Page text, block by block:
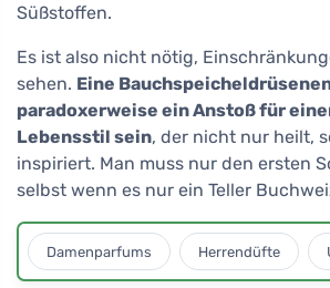
Süßstoffen.
Es ist also nicht nötig,
sehen. Eine
paradoxerweise ein Anstoß für
Lebensstil sein, der nicht nur heilt,
inspiriert. Man muss nur den ersten
selbst wenn es nur ein Teller
Damenparfums Herrendüfte